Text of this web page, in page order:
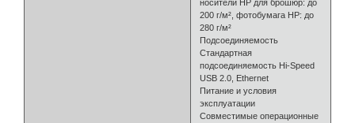
носители HP для брошюр: до
200 г/м², фотобумага HP: до
280 г/м²
Подсоединяемость
Стандартная
подсоединяемость Hi-Speed
USB 2.0, Ethernet
Питание и условия
эксплуатации
Совместимые операционные